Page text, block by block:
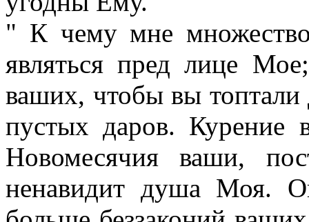
" К чему мне
являться пред лице
ваших, чтобы вы
пустых даров. Курение
Новомесячия ваши,
ненавидит душа Моя.